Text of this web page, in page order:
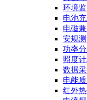
环境
电池
电磁
安规
功率
照度
数据
电能
红外